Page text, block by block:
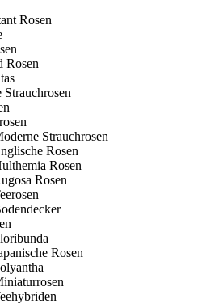
Rosen
Rosen
Strauchrosen
Strauchrosen
Rosen
Rosen
Rosen
Rosen